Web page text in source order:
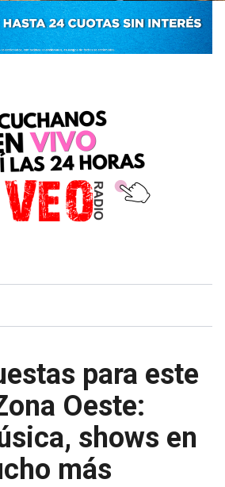
para este
Oeste:
shows en
más